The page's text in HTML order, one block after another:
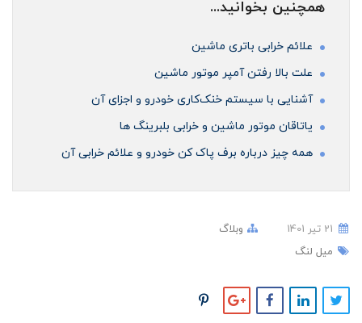
همچنین بخوانید...
علائم خرابی باتری ماشین
علت بالا رفتن آمپر موتور ماشین
آشنایی با سیستم خنک‌کاری خودرو و اجزای آن
ياتاقان موتور ماشین و خرابی بلبرینگ ها
همه چیز درباره برف پاک کن خودرو و علائم خرابی آن
وبلاگ
میل لنگ